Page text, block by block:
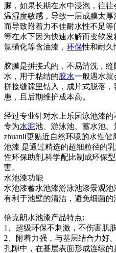
脲，如果长期在水中浸泡，往
温湿度敏感，导致一层成膜太
而导致附着力不佳耐水性不足等
等在水下因为快速水解而变软
氯磺化等含油漆， 环保性和耐久
胶膜是拼接式的，不易清洗，
水，用于粘结的胶水一般遇水就
拼接缝隙里钻入，成片式脱落
患，且后期维护成本高。
经过专业针对水上乐园泳池漆
专为水泥池、游泳池、蓄水池
zhuanli更贴近自然环境的水性
池漆 是通过精选的超细粒径的
性环保助剂,科学配比制成环保
害。
水池漆功能
水池漆蓄水池漆游泳池漆景观池
有利于池壁的清洁，避免细菌的
倍克朗水池漆产品特点:
1、超级环保不刺激，不伤害肌
2、附着力强，与基层结合力好
孔隙中，在基层表面形成连续的